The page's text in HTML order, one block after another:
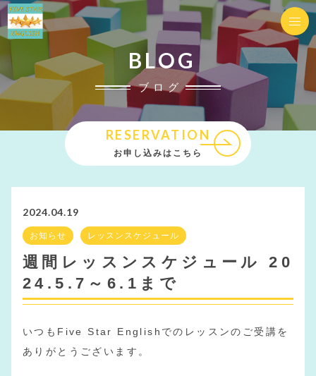
BLOG
ブログ
RESERVATION
お申し込みはこちら
2024.04.19
お知らせ レッスンスケジュール
週間レッスンスケジュール 20
24.5.7～6.1まで
いつもFive Star Englishでのレッスンのご受講を
ありがとうございます。